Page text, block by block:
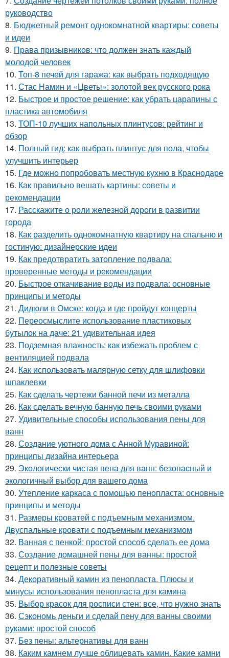
руководство
8. Бюджетный ремонт однокомнатной квартиры: советы
и идеи
9. Права призывников: что должен знать каждый
молодой человек
10. Топ-8 печей для гаража: как выбрать подходящую
11. Стас Намин и «Цветы»: золотой век русского рока
12. Быстрое и простое решение: как убрать царапины с
пластика автомобиля
13. ТОП-10 лучших напольных плинтусов: рейтинг и
обзор
14. Полный гид: как выбрать плинтус для пола, чтобы
улучшить интерьер
15. Где можно попробовать местную кухню в Краснодаре
16. Как правильно вешать картины: советы и
рекомендации
17. Расскажите о роли железной дороги в развитии
города
18. Как разделить однокомнатную квартиру на спальню и
гостиную: дизайнерские идеи
19. Как предотвратить затопление подвала:
проверенные методы и рекомендации
20. Быстрое откачивание воды из подвала: основные
принципы и методы
21. Дидюли в Омске: когда и где пройдут концерты
22. Переосмыслите использование пластиковых
бутылок на даче: 21 удивительная идея
23. Подземная влажность: как избежать проблем с
вентиляцией подвала
24. Как использовать малярную сетку для шлифовки
шпаклевки
25. Как сделать чертежи банной печи из металла
26. Как сделать вечную банную печь своими руками
27. Удивительные способы использования пены для
ванн
28. Создание уютного дома с Анной Муравиной:
принципы дизайна интерьера
29. Экологически чистая пена для ванн: безопасный и
экологичный выбор для вашего дома
30. Утепление каркаса с помощью пенопласта: основные
принципы и методы
31. Размеры кроватей с подъемным механизмом.
Двуспальные кровати с подъемным механизмом
32. Ванная с пенкой: простой способ сделать ее дома
33. Создание домашней пены для ванны: простой
рецепт и полезные советы
34. Декоративный камин из пенопласта. Плюсы и
минусы использования пенопласта для камина
35. Выбор красок для росписи стен: все, что нужно знать
36. Сэкономь деньги и сделай пену для ванны своими
руками: простой способ
37. Без пены: альтернативы для ванн
38. Каким камнем лучше облицевать камин. Какие камни